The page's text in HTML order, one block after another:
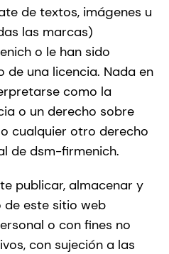
de textos, imágenes u
las marcas)
o le han sido
de una licencia. Nada en
como la
o un derecho sobre
cualquier otro derecho
de dsm-firmenich.
publicar, almacenar y
este sitio web
o con fines no
con sujeción a las